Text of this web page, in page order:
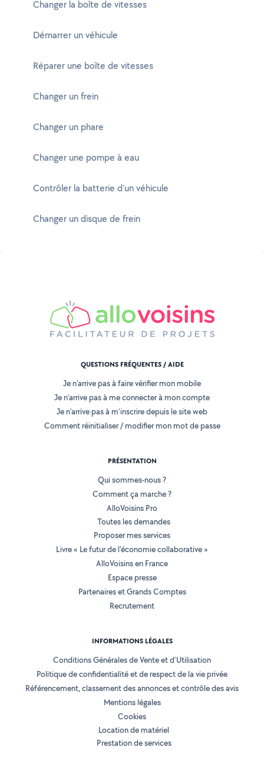
Changer la boîte de vitesses
Démarrer un véhicule
Réparer une boîte de vitesses
Changer un frein
Changer un phare
Changer une pompe à eau
Contrôler la batterie d'un véhicule
Changer un disque de frein
QUESTIONS FRÉQUENTES / AIDE
Je n'arrive pas à faire vérifier mon mobile
Je n'arrive pas à me connecter à mon compte
Je n'arrive pas à m'inscrire depuis le site web
Comment réinitialiser / modifier mon mot de passe
PRÉSENTATION
Qui sommes-nous ?
Comment ça marche ?
AlloVoisins Pro
Toutes les demandes
Proposer mes services
Livre « Le futur de l'économie collaborative »
AlloVoisins en France
Espace presse
Partenaires et Grands Comptes
Recrutement
INFORMATIONS LÉGALES
Conditions Générales de Vente et d'Utilisation
Politique de confidentialité et de respect de la vie privée
Référencement, classement des annonces et contrôle des avis
Mentions légales
Cookies
Location de matériel
Prestation de services